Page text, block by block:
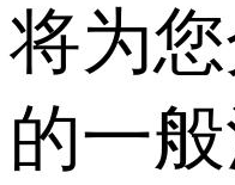
将为
的一